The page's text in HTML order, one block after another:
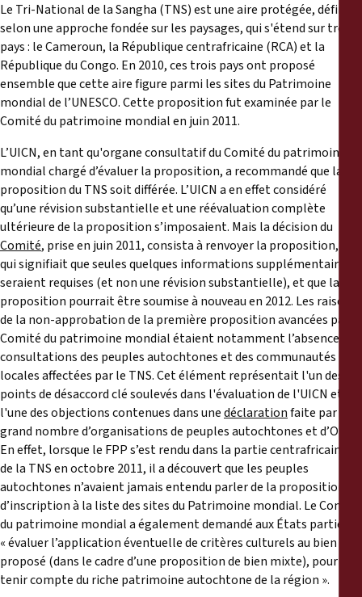
Legal Submissions
Declarations
Annual Reports
Le Tri-National de la Sangha (TNS) est une aire protégée, définie
selon une approche fondée sur les paysages, qui s'étend sur trois
pays : le Cameroun, la République centrafricaine (RCA) et la
République du Congo. En 2010, ces trois pays ont proposé
ensemble que cette aire figure parmi les sites du Patrimoine
mondial de l’UNESCO. Cette proposition fut examinée par le
Comité du patrimoine mondial en juin 2011.
L’UICN, en tant qu'organe consultatif du Comité du patrimoine
mondial chargé d’évaluer la proposition, a recommandé que la
proposition du TNS soit différée. L’UICN a en effet considéré
qu’une révision substantielle et une réévaluation complète
ultérieure de la proposition s’imposaient. Mais la décision du
Comité, prise en juin 2011, consista à renvoyer la proposition, ce
qui signifiait que seules quelques informations supplémentaires
seraient requises (et non une révision substantielle), et que la
proposition pourrait être soumise à nouveau en 2012. Les raisons
de la non-approbation de la première proposition avancées par le
Comité du patrimoine mondial étaient notamment l’absence de
consultations des peuples autochtones et des communautés
locales affectées par le TNS. Cet élément représentait l'un des
points de désaccord clé soulevés dans l'évaluation de l'UICN et
l'une des objections contenues dans unedéclarationfaite par un
grand nombre d’organisations de peuples autochtones et d’ONG.
En effet, lorsque le FPP s’est rendu dans la partie centrafricaine
de la TNS en octobre 2011, il a découvert que les peuples
autochtones n’avaient jamais entendu parler de la proposition
d’inscription à la liste des sites du Patrimoine mondial. Le Comité
du patrimoine mondial a également demandé aux États parties d’
« évaluer l’application éventuelle de critères culturels au bien
proposé (dans le cadre d’une proposition de bien mixte), pour
tenir compte du riche patrimoine autochtone de la région ».